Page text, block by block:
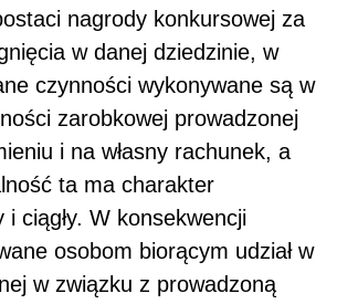
nagrody konkursowej za
w danej dziedzinie, w
czynności wykonywane są w
zarobkowej prowadzonej
i na własny rachunek, a
ta ma charakter
i ciągły. W konsekwencji
osobom biorącym udział w
w związku z prowadzoną